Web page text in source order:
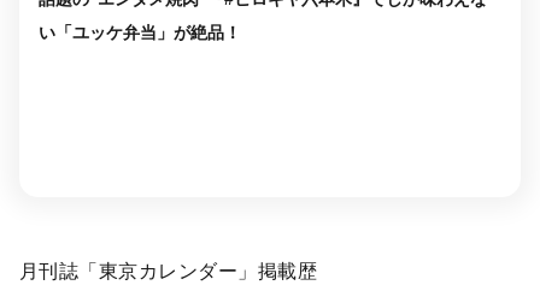
い「ユッケ弁当」が絶品！
月刊誌「東京カレンダー」掲載歴